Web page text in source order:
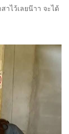
ไว้เลยน๊าา จะได้